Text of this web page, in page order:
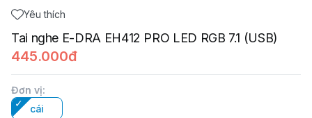
Yêu thích
Tai nghe E-DRA EH412 PRO LED RGB 7.1 (USB)
445.000đ
Đơn vị:
cái